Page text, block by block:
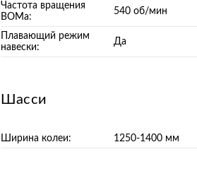
Частота вращения
ВОМа:
540 об/мин
Плавающий режим
навески:
Да
Шасси
Ширина колеи: 1250-1400 мм